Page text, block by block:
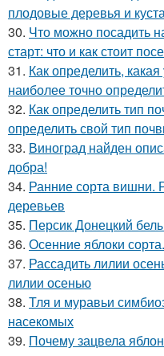
плодовые деревья и
30. Что можно посадить
старт: что и как стоит
31. Как определить,
наиболее точно
32. Как определить тип
определить свой тип
33. Виноград найден
добра!
34. Ранние сорта
деревьев
35. Персик Донецкий
36. Осенние яблоки
37. Рассадить лилии
лилии осенью
38. Тля и муравьи
насекомых
39. Почему зацвела